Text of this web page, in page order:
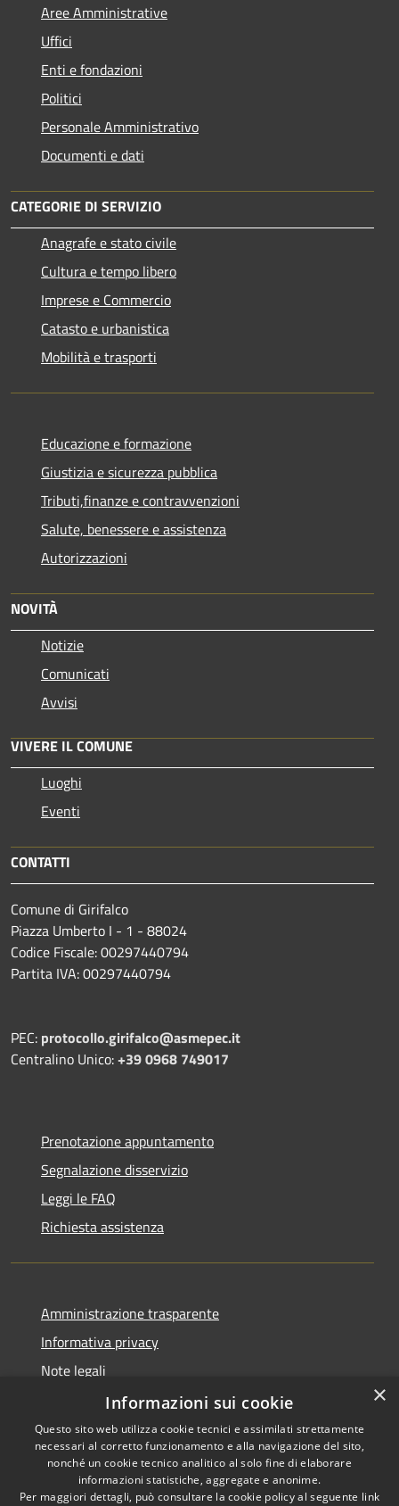
Aree Amministrative
Uffici
Enti e fondazioni
Politici
Personale Amministrativo
Documenti e dati
CATEGORIE DI SERVIZIO
Anagrafe e stato civile
Cultura e tempo libero
Imprese e Commercio
Catasto e urbanistica
Mobilità e trasporti
Educazione e formazione
Giustizia e sicurezza pubblica
Tributi,finanze e contravvenzioni
Salute, benessere e assistenza
Autorizzazioni
NOVITÀ
Notizie
Comunicati
Avvisi
VIVERE IL COMUNE
Luoghi
Eventi
CONTATTI
Comune di Girifalco
Piazza Umberto I - 1 - 88024
Codice Fiscale: 00297440794
Partita IVA: 00297440794
PEC: protocollo.girifalco@asmepec.it
Centralino Unico:+39 0968 749017
Prenotazione appuntamento
Segnalazione disservizio
Leggi le FAQ
Richiesta assistenza
Amministrazione trasparente
Informativa privacy
Note legali
Dichiarazione di accessibilità
RSS
Copyright © 2026 • Comune di
×
Informazioni sui cookie
Questo sito web utilizza cookie tecnici e assimilati strettamente
necessari al corretto funzionamento e alla navigazione del sito,
nonché un cookie tecnico analitico al solo fine di elaborare
informazioni statistiche, aggregate e anonime.
Per maggiori dettagli, può consultare la cookie policy al seguente link